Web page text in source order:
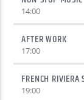
14:00
AFTER WORK
17:00
FRENCH RIVIERA
19:00